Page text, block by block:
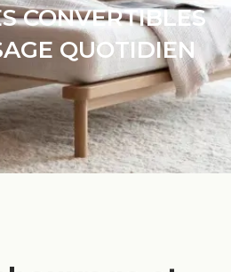
CONVERTIBLES
QUOTIDIEN